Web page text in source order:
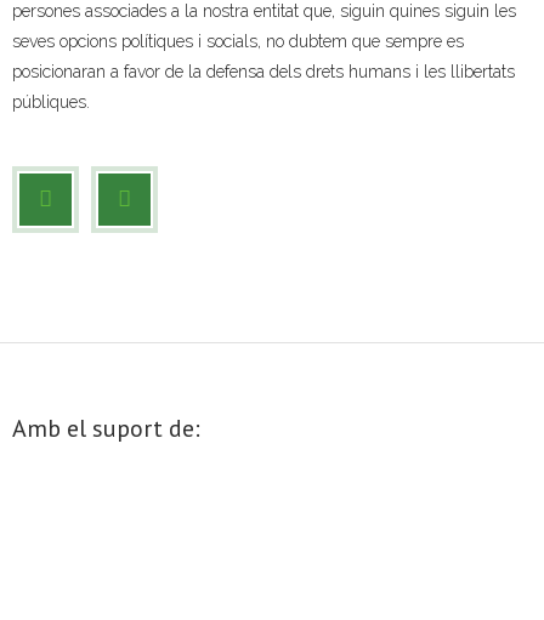
- Cor Montserrat
- Escola de Literatura de Terrassa
persones associades a la nostra entitat que, siguin quines siguin les
seves opcions polítiques i socials, no dubtem que sempre es
posicionaran a favor de la defensa dels drets humans i les llibertats
públiques.
Amb el suport de: